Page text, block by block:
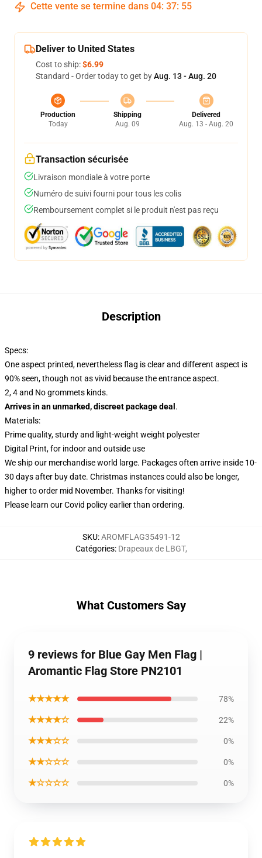
Cette vente se termine dans 04: 37: 54
Deliver to United States
Cost to ship:$6.99
Standard - Order today to get byAug. 13 - Aug. 20
Production
Today
Shipping
Aug. 09
Delivered
Aug. 13 - Aug. 20
Transaction sécurisée
Livraison mondiale à votre porte
Numéro de suivi fourni pour tous les colis
Remboursement complet si le produit n'est pas reçu
Description
Specs:
One aspect printed, nevertheless flag is clear and different aspect is
90% seen, though not as vivid because the entrance aspect.
2, 4 and No grommets kinds.
Arrives in an unmarked, discreet package deal .
Materials:
Prime quality, sturdy and light-weight weight polyester
Digital Print, for indoor and outside use
We ship our merchandise world large. Packages often arrive inside 10-
30 days after buy date. Christmas instances could also be longer,
higher to order mid November. Thanks for visiting!
Please learn our Covid policyearlier than ordering.
SKU:AROMFLAG35491-12
Catégories: Drapeaux de LBGT,
What Customers Say
9 reviews for Blue Gay Men Flag |
Aromantic Flag Store PN2101
★★★★★ 78%
★★★★☆ 22%
★★★☆☆ 0%
★★☆☆☆ 0%
★☆☆☆☆ 0%